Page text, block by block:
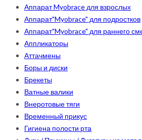
Аппарат Myobrace для взрослых
Аппарат"Myobrace" для подростков
Аппарат"Myobrace" для раннего
Аппликаторы
Аттачмены
Боры и диски
Брекеты
Ватные валики
Внеротовые тяги
Временный прикус
Гигиена полости рта